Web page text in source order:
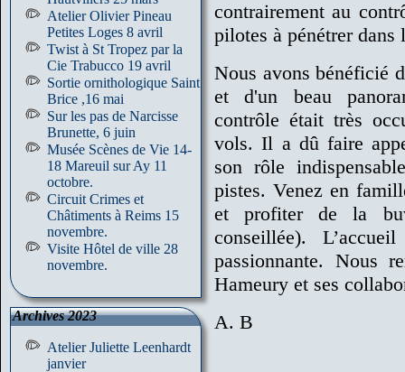
Atelier Olivier Pineau
Petites Loges 8 avril
Twist à St Tropez par la
Cie Trabucco 19 avril
Sortie ornithologique Saint
Brice ,16 mai
Sur les pas de Narcisse
Brunette, 6 juin
Musée Scènes de Vie 14-
18 Mareuil sur Ay 11
octobre.
Circuit Crimes et
Châtiments à Reims 15
novembre.
Visite Hôtel de ville 28
novembre.
Archives 2023
Atelier Juliette Leenhardt
janvier
contrairement au
pilotes à pénétrer dans
Nous avons bénéficié
et d'un beau
contrôle était très
vols. Il a dû faire
son rôle
pistes. Venez en
et profiter de la
conseillée).
passionnante. Nous
Hameury et ses
A. B